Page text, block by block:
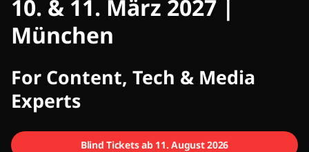
CMCX
10. & 11. März 2027 |
München
For Content, Tech & Media
Experts
Blind Tickets ab 11. August 2026